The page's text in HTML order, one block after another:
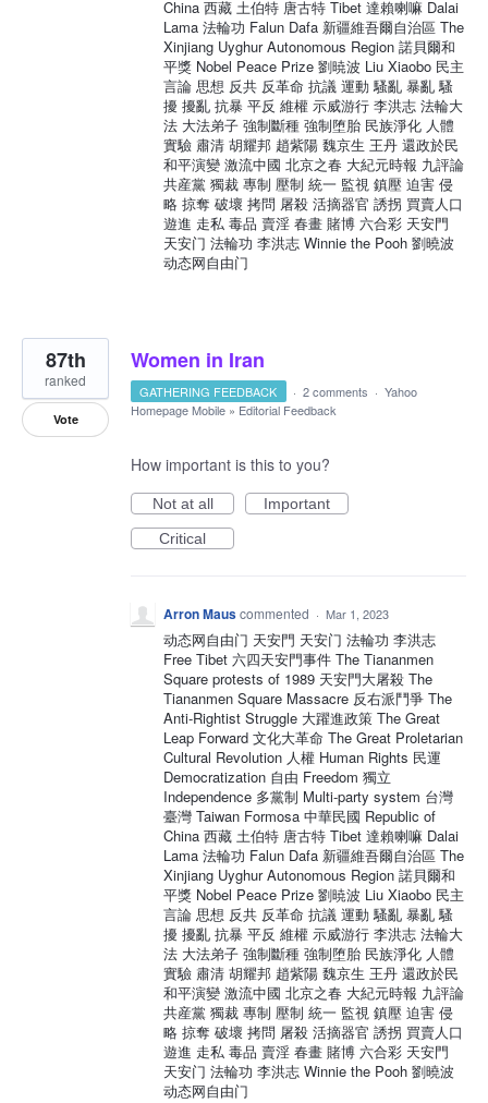
China 西藏 土伯特 唐古特 Tibet 達賴喇嘛 Dalai
Lama 法輪功 Falun Dafa 新疆維吾爾自治區 The
Xinjiang Uyghur Autonomous Region 諾貝爾和
平獎 Nobel Peace Prize 劉暁波 Liu Xiaobo 民主
言論 思想 反共 反革命 抗議 運動 騷亂 暴亂 騷
擾 擾亂 抗暴 平反 維權 示威游行 李洪志 法輪大
法 大法弟子 強制斷種 強制堕胎 民族淨化 人體
實驗 肅清 胡耀邦 趙紫陽 魏京生 王丹 還政於民
和平演變 激流中國 北京之春 大紀元時報 九評論
共産黨 獨裁 專制 壓制 統一 監視 鎮壓 迫害 侵
略 掠奪 破壞 拷問 屠殺 活摘器官 誘拐 買賣人口
遊進 走私 毒品 賣淫 春畫 賭博 六合彩 天安門
天安门 法輪功 李洪志 Winnie the Pooh 劉曉波
动态网自由门
Women in Iran
87th
ranked
Vote
GATHERING FEEDBACK · 2 comments · Yahoo
Homepage Mobile » Editorial Feedback
How important is this to you?
Not at all
Important
Critical
Arron Mauscommented · Mar 1, 2023
动态网自由门 天安門 天安门 法輪功 李洪志
Free Tibet 六四天安門事件 The Tiananmen
Square protests of 1989 天安門大屠殺 The
Tiananmen Square Massacre 反右派鬥爭 The
Anti-Rightist Struggle 大躍進政策 The Great
Leap Forward 文化大革命 The Great Proletarian
Cultural Revolution 人權 Human Rights 民運
Democratization 自由 Freedom 獨立
Independence 多黨制 Multi-party system 台灣
臺灣 Taiwan Formosa 中華民國 Republic of
China 西藏 土伯特 唐古特 Tibet 達賴喇嘛 Dalai
Lama 法輪功 Falun Dafa 新疆維吾爾自治區 The
Xinjiang Uyghur Autonomous Region 諾貝爾和
平獎 Nobel Peace Prize 劉暁波 Liu Xiaobo 民主
言論 思想 反共 反革命 抗議 運動 騷亂 暴亂 騷
擾 擾亂 抗暴 平反 維權 示威游行 李洪志 法輪大
法 大法弟子 強制斷種 強制堕胎 民族淨化 人體
實驗 肅清 胡耀邦 趙紫陽 魏京生 王丹 還政於民
和平演變 激流中國 北京之春 大紀元時報 九評論
共産黨 獨裁 專制 壓制 統一 監視 鎮壓 迫害 侵
略 掠奪 破壞 拷問 屠殺 活摘器官 誘拐 買賣人口
遊進 走私 毒品 賣淫 春畫 賭博 六合彩 天安門
天安门 法輪功 李洪志 Winnie the Pooh 劉曉波
动态网自由门